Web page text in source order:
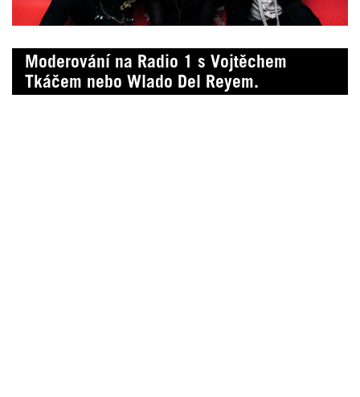
Moderování na Radio 1 s Vojtěchem
Tkáčem nebo Wlado Del Reyem.